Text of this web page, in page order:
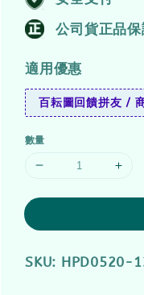
公司貨正品
適用優惠
百耘圖回饋拼友 /
數量
SKU: HPD0520-